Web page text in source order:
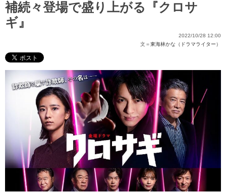
補続々登場で盛り上がる『クロサ
ギ』
2022/10/28 12:00
文＝東海林かな（ドラマライター）